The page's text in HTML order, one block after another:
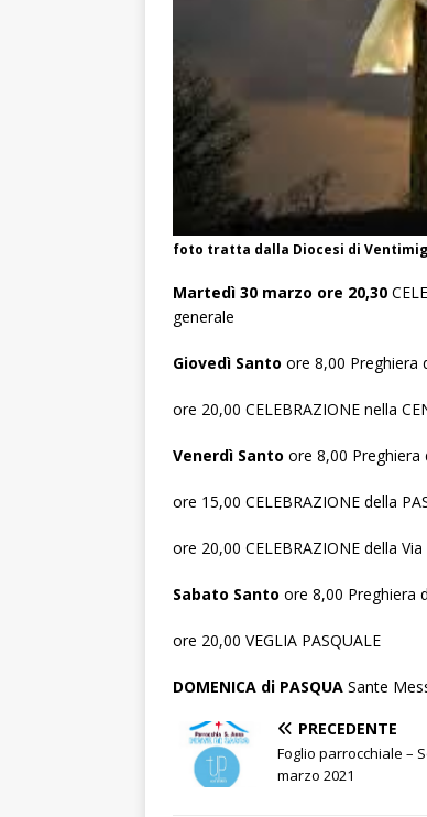
foto tratta dalla Diocesi di
Martedì 30 marzo ore 20,30
generale
Giovedì Santo ore 8,00 Preghiera
ore 20,00 CELEBRAZIONE nella
Venerdì Santo ore 8,00 Preghiera
ore 15,00 CELEBRAZIONE della
ore 20,00 CELEBRAZIONE della
Sabato Santo ore 8,00 Preghiera
ore 20,00 VEGLIA PASQUALE
DOMENICA di PASQUA Sante
PRECEDENTE
Foglio parrocchiale –
marzo 2021